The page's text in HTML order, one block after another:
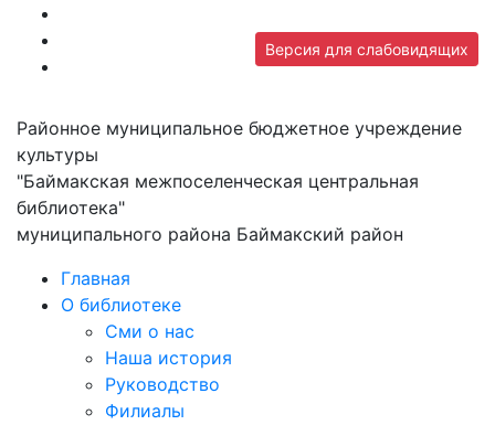
Версия для слабовидящих
Районное муниципальное бюджетное учреждение
культуры
"Баймакская межпоселенческая центральная
библиотека"
муниципального района Баймакский район
Главная
О библиотеке
Сми о нас
Наша история
Руководство
Филиалы